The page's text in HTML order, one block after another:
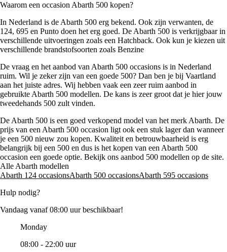
Waarom een occasion Abarth 500 kopen?
In Nederland is de Abarth 500 erg bekend. Ook zijn verwanten, de
124, 695 en Punto doen het erg goed. De Abarth 500 is verkrijgbaar in
verschillende uitvoeringen zoals een Hatchback. Ook kun je kiezen uit
verschillende brandstofsoorten zoals Benzine
De vraag en het aanbod van Abarth 500 occasions is in Nederland
ruim. Wil je zeker zijn van een goede 500? Dan ben je bij Vaartland
aan het juiste adres. Wij hebben vaak een zeer ruim aanbod in
gebruikte Abarth 500 modellen. De kans is zeer groot dat je hier jouw
tweedehands 500 zult vinden.
De Abarth 500 is een goed verkopend model van het merk Abarth. De
prijs van een Abarth 500 occasion ligt ook een stuk lager dan wanneer
je een 500 nieuw zou kopen. Kwaliteit en betrouwbaarheid is erg
belangrijk bij een 500 en dus is het kopen van een Abarth 500
occasion een goede optie. Bekijk ons aanbod 500 modellen op de site.
Alle Abarth modellen
Abarth 124 occasionsAbarth 500 occasionsAbarth 595 occasions
Hulp nodig?
Vandaag vanaf 08:00 uur beschikbaar!
Monday
08:00 - 22:00 uur